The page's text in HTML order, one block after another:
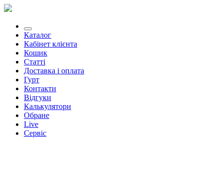
Каталог
Кабінет клієнта
Кошик
Статті
Доставка і оплата
Гурт
Контакти
Відгуки
Калькулятори
Обране
Live
Сервіс